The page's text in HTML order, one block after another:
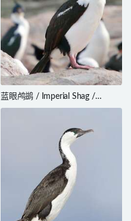
蓝眼鸬鹚 / Imperial Shag /
Leucocarbo atriceps